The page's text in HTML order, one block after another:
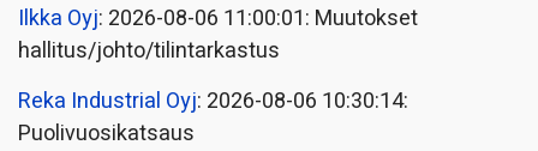
Ilkka Oyj: 2026-08-06 11:00:01: Muutokset
hallitus/johto/tilintarkastus
Reka Industrial Oyj: 2026-08-06 10:30:14:
Puolivuosikatsaus